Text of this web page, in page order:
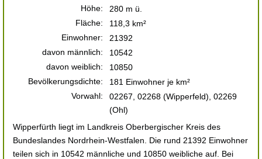
Höhe:
280 m ü.
Fläche:
118,3 km²
Einwohner:
21392
davon männlich:
10542
davon weiblich:
10850
Bevölkerungsdichte:
181 Einwohner je km²
Vorwahl:
02267, 02268 (Wipperfeld), 02269
(Ohl)
Wipperfürth liegt im Landkreis Oberbergischer Kreis des
Bundeslandes Nordrhein-Westfalen. Die rund 21392 Einwohner
teilen sich in 10542 männliche und 10850 weibliche auf. Bei